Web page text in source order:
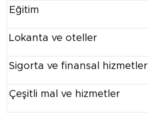
Eğitim
Lokanta ve oteller
Sigorta ve finansal hizmetler
Çeşitli mal ve hizmetler